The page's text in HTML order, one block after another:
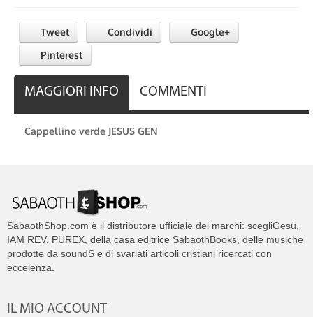
Tweet Condividi
Google+
Pinterest
MAGGIORI INFO COMMENTI
Cappellino verde JESUS GEN
SabaothShop.com è il distributore ufficiale dei marchi: scegliGesù,
IAM REV, PUREX, della casa editrice SabaothBooks, delle musiche
prodotte da soundS e di svariati articoli cristiani ricercati con
eccelenza.
IL MIO ACCOUNT